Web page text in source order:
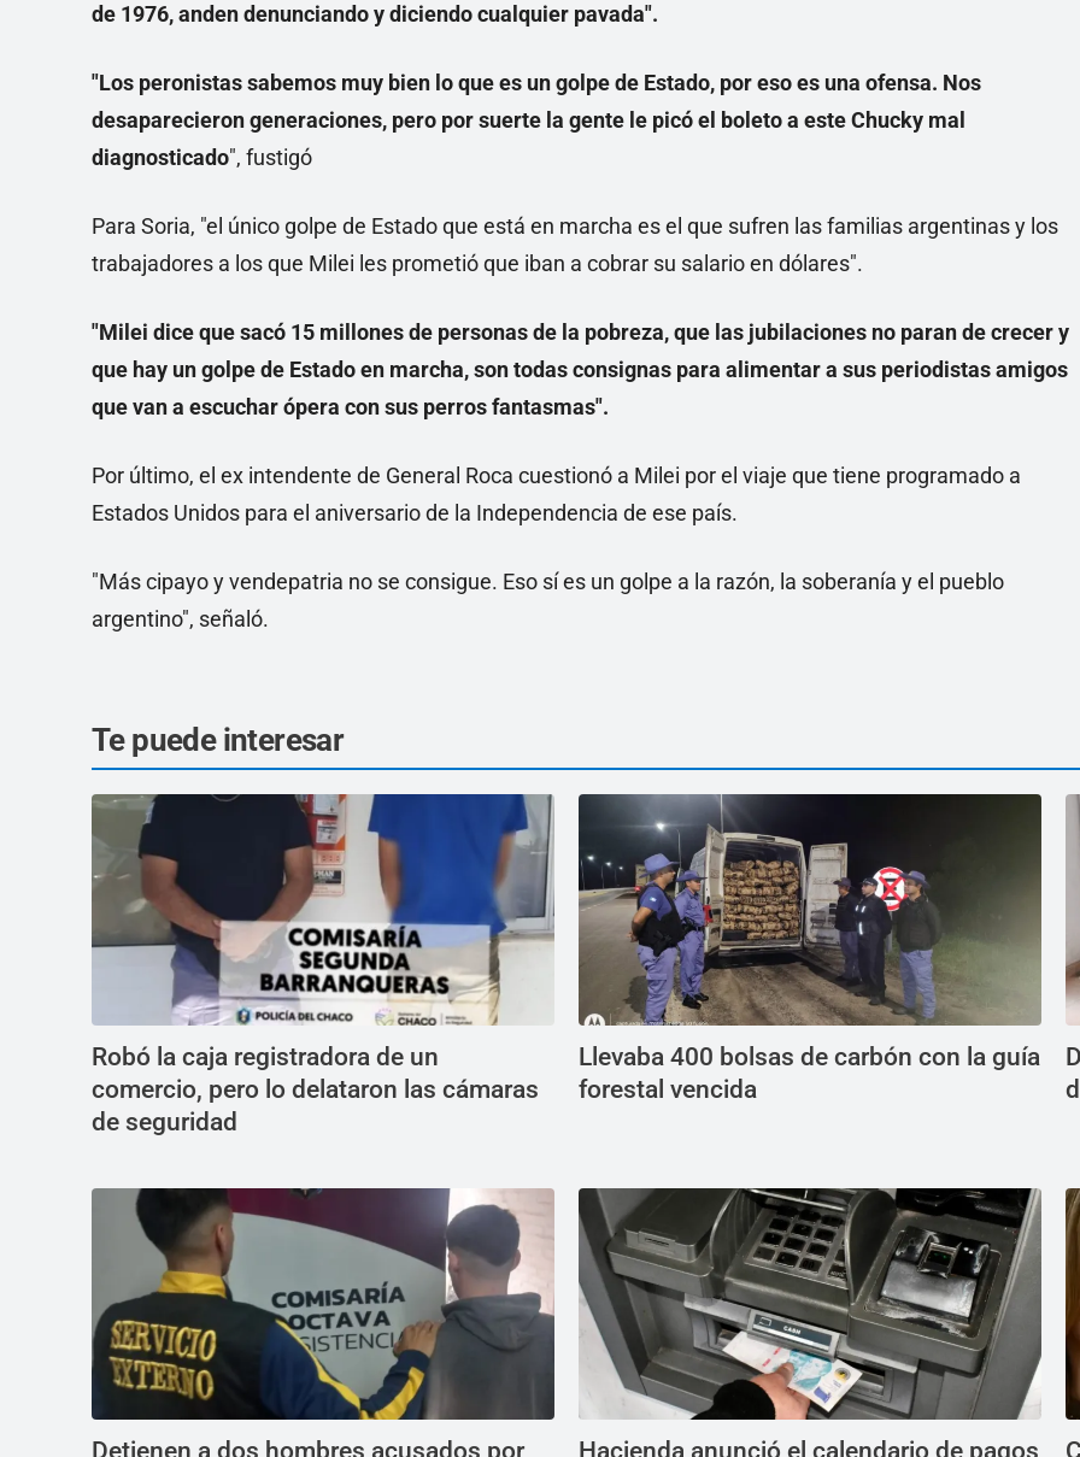
de 1976, anden denunciando y diciendo cualquier pavada".
"Los peronistas sabemos muy bien lo que es un golpe de Estado, por eso es una ofensa. Nos
desaparecieron generaciones, pero por suerte la gente le picó el boleto a este Chucky mal
diagnosticado", fustigó
Para Soria, "el único golpe de Estado que está en marcha es el que sufren las familias argentinas y los
trabajadores a los que Milei les prometió que iban a cobrar su salario en dólares".
"Milei dice que sacó 15 millones de personas de la pobreza, que las jubilaciones no paran de crecer y
que hay un golpe de Estado en marcha, son todas consignas para alimentar a sus periodistas amigos
que van a escuchar ópera con sus perros fantasmas".
Por último, el ex intendente de General Roca cuestionó a Milei por el viaje que tiene programado a
Estados Unidos para el aniversario de la Independencia de ese país.
"Más cipayo y vendepatria no se consigue. Eso sí es un golpe a la razón, la soberanía y el pueblo
argentino", señaló.
Te puede interesar
Robó la caja registradora de un
comercio, pero lo delataron las cámaras
de seguridad
Llevaba 400 bolsas de carbón con la guía
forestal vencida
Detienen a dos hombres acusados por Hacienda anunció el calendario de pagos